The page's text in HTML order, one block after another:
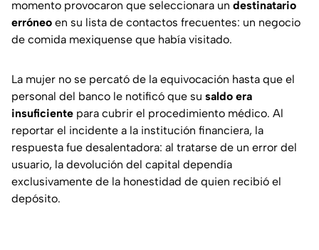
momento provocaron que seleccionara un destinatario
erróneo en su lista de contactos frecuentes: un negocio
de comida mexiquense que había visitado.
La mujer no se percató de la equivocación hasta que el
personal del banco le notificó que su saldo era
insuficiente para cubrir el procedimiento médico. Al
reportar el incidente a la institución financiera, la
respuesta fue desalentadora: al tratarse de un error del
usuario, la devolución del capital dependía
exclusivamente de la honestidad de quien recibió el
depósito.